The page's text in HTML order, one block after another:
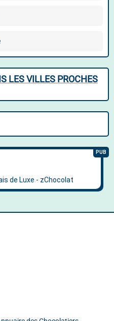
LES VILLES PROCHES